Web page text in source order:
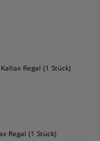
Regal (1 Stück)
Regal (1 Stück)